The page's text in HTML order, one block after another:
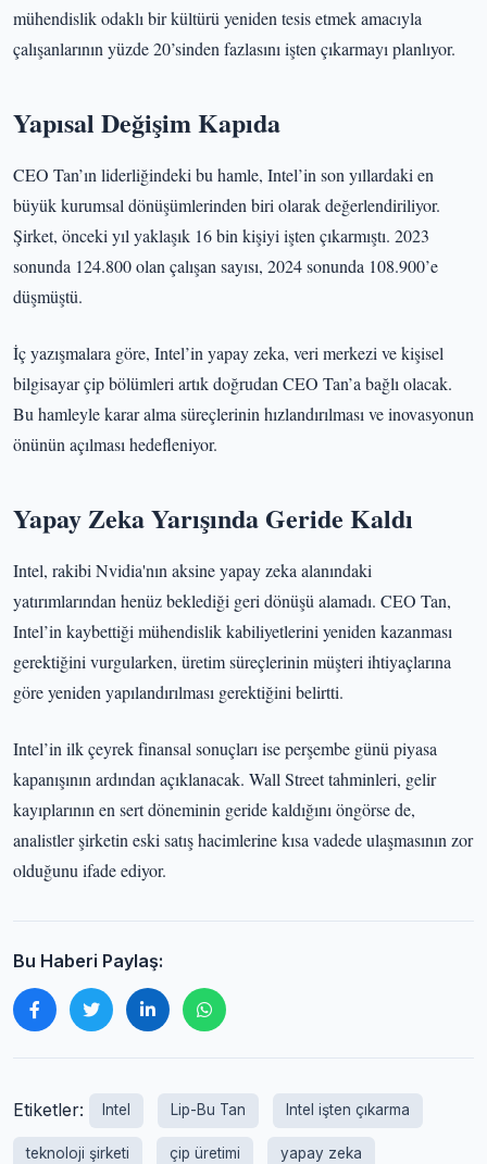
mühendislik odaklı bir kültürü yeniden tesis etmek amacıyla
çalışanlarının yüzde 20’sinden fazlasını işten çıkarmayı planlıyor.
Yapısal Değişim Kapıda
CEO Tan’ın liderliğindeki bu hamle, Intel’in son yıllardaki en
büyük kurumsal dönüşümlerinden biri olarak değerlendiriliyor.
Şirket, önceki yıl yaklaşık 16 bin kişiyi işten çıkarmıştı. 2023
sonunda 124.800 olan çalışan sayısı, 2024 sonunda 108.900’e
düşmüştü.
İç yazışmalara göre, Intel’in yapay zeka, veri merkezi ve kişisel
bilgisayar çip bölümleri artık doğrudan CEO Tan’a bağlı olacak.
Bu hamleyle karar alma süreçlerinin hızlandırılması ve inovasyonun
önünün açılması hedefleniyor.
Yapay Zeka Yarışında Geride Kaldı
Intel, rakibi Nvidia'nın aksine yapay zeka alanındaki
yatırımlarından henüz beklediği geri dönüşü alamadı. CEO Tan,
Intel’in kaybettiği mühendislik kabiliyetlerini yeniden kazanması
gerektiğini vurgularken, üretim süreçlerinin müşteri ihtiyaçlarına
göre yeniden yapılandırılması gerektiğini belirtti.
Intel’in ilk çeyrek finansal sonuçları ise perşembe günü piyasa
kapanışının ardından açıklanacak. Wall Street tahminleri, gelir
kayıplarının en sert döneminin geride kaldığını öngörse de,
analistler şirketin eski satış hacimlerine kısa vadede ulaşmasının zor
olduğunu ifade ediyor.
Bu Haberi Paylaş:
Etiketler: Intel Lip-Bu Tan Intel işten çıkarma
teknoloji şirketi çip üretimi yapay zeka